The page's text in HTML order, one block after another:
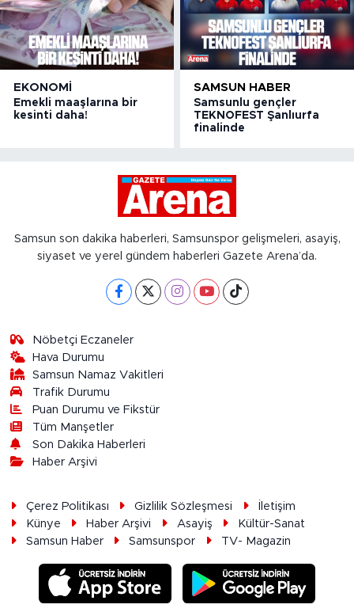
EKONOMI
Emekli maaşlarına bir
kesinti daha!
SAMSUN HABER
Samsunlu gençler
TEKNOFEST Şanlıurfa
finalinde
Samsun son dakika haberleri, Samsunspor gelişmeleri, asayiş,
siyaset ve yerel gündem haberleri Gazete Arena’da.
Nöbetçi Eczaneler
Hava Durumu
Samsun Namaz Vakitleri
Trafik Durumu
Puan Durumu ve Fikstür
Tüm Manşetler
Son Dakika Haberleri
Haber Arşivi
Çerez Politikası Gizlilik Sözleşmesi
İletişim
Künye
Haber Arşivi Asayiş
Kültür-Sanat
Samsun Haber
Samsunspor TV- Magazin